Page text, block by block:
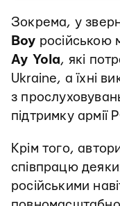
Зокрема, у
Boy російською
Ay Yola, які
Ukraine, а їхні
з
підтримку армії
Крім того,
співпрацю
російськими